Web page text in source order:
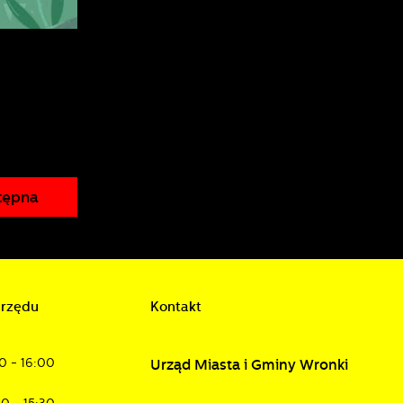
- 16:00
Kontakt
Urząd Miasta i Gminy Wronki